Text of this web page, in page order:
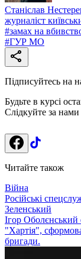
Станіслав
журналіст
#замах на
#ГУР МО
Підписуйтесь на
Будьте в курсі
Слідкуйте за
Читайте також
Війна
Російські
Зеленський
Ігор Оболєнський
"Хартія",
бригади.